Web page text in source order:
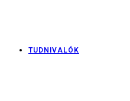
TUDNIVALÓK